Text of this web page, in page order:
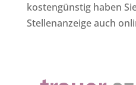
kostengünstig haben
Stellenanzeige auch